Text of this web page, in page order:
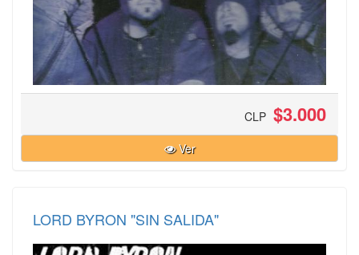
CLP $3.000
Ver
LORD BYRON "SIN SALIDA"